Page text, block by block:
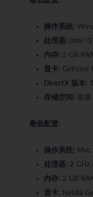
操作系统:
处理器: intel
内存: 2 GB
显卡: GeForce
DirectX 版本:
存储空间: 需要
最低配置:
操作系统: Mac
处理器: 2 GHz
内存: 2 GB
显卡: Nvidia